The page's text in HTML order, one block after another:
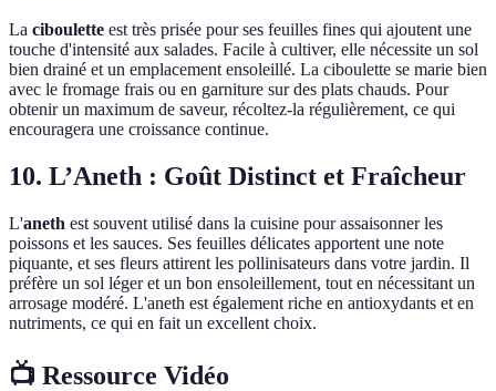
La ciboulette est très prisée pour ses feuilles fines qui ajoutent une
touche d'intensité aux salades. Facile à cultiver, elle nécessite un sol
bien drainé et un emplacement ensoleillé. La ciboulette se marie bien
avec le fromage frais ou en garniture sur des plats chauds. Pour
obtenir un maximum de saveur, récoltez-la régulièrement, ce qui
encouragera une croissance continue.
10. L’Aneth : Goût Distinct et Fraîcheur
L'aneth est souvent utilisé dans la cuisine pour assaisonner les
poissons et les sauces. Ses feuilles délicates apportent une note
piquante, et ses fleurs attirent les pollinisateurs dans votre jardin. Il
préfère un sol léger et un bon ensoleillement, tout en nécessitant un
arrosage modéré. L'aneth est également riche en antioxydants et en
nutriments, ce qui en fait un excellent choix.
📺 Ressource Vidéo